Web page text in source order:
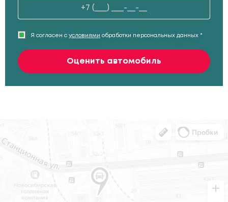
Я согласен с условиями обработки персональных данных *
Оценить автомобиль